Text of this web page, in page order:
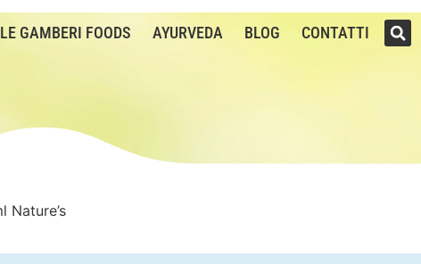
LE GAMBERI FOODS AYURVEDA BLOG CONTATTI
Nature’s